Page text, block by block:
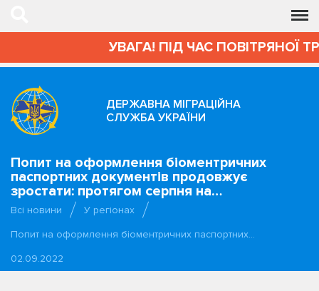
УВАГА! ПІД ЧАС ПОВІТРЯНОЇ
ДЕРЖАВНА МІГРАЦІЙНА
СЛУЖБА УКРАЇНИ
Попит на оформлення біоментричних
паспортних документів продовжує
зростати: протягом серпня на…
Всі новини
У регіонах
Попит на оформлення біоментричних паспортних…
02.09.2022